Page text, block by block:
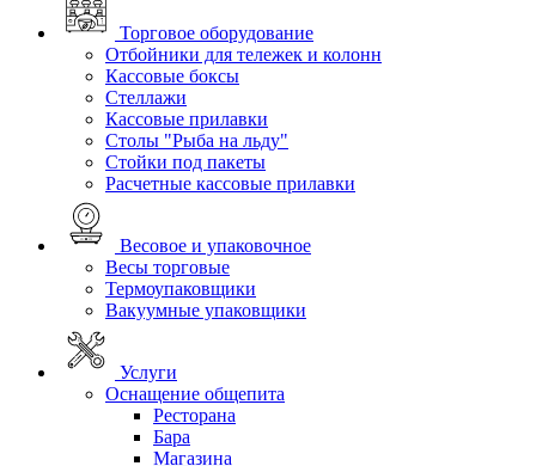
Торговое оборудование
Отбойники для тележек и колонн
Кассовые боксы
Стеллажи
Кассовые прилавки
Столы "Рыба на льду"
Стойки под пакеты
Расчетные кассовые прилавки
Весовое и упаковочное
Весы торговые
Термоупаковщики
Вакуумные упаковщики
Услуги
Оснащение общепита
Ресторана
Бара
Магазина